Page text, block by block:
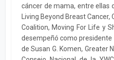
cáncer de mama, entre ellas
Living Beyond Breast Cancer,
Coalition, Moving For Life y
desempeñó como presidente
de Susan G. Komen, Greater